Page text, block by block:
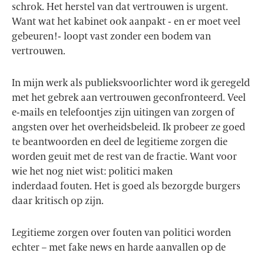
schrok. Het herstel van dat vertrouwen is urgent.
Want wat het kabinet ook aanpakt - en er moet veel
gebeuren!- loopt vast zonder een bodem van
vertrouwen.
In mijn werk als publieksvoorlichter word ik geregeld
met het gebrek aan vertrouwen geconfronteerd. Veel
e-mails en telefoontjes zijn uitingen van zorgen of
angsten over het overheidsbeleid. Ik probeer ze goed
te beantwoorden en deel de legitieme zorgen die
worden geuit met de rest van de fractie. Want voor
wie het nog niet wist: politici maken
inderdaad fouten. Het is goed als bezorgde burgers
daar kritisch op zijn.
Legitieme zorgen over fouten van politici worden
echter – met fake news en harde aanvallen op de